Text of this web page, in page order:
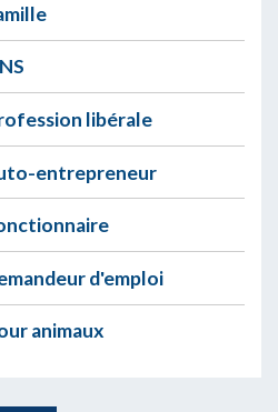
libérale
entrepreneur
d'emploi
animaux